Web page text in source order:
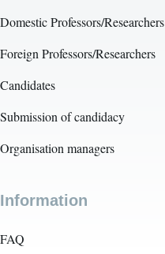
Domestic Professors/Researchers
Foreign Professors/Researchers
Candidates
Submission of candidacy
Organisation managers
Information
FAQ